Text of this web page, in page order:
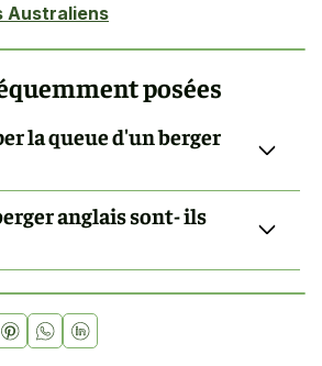
Australiens
posées
la queue d'un berger
anglais sont- ils